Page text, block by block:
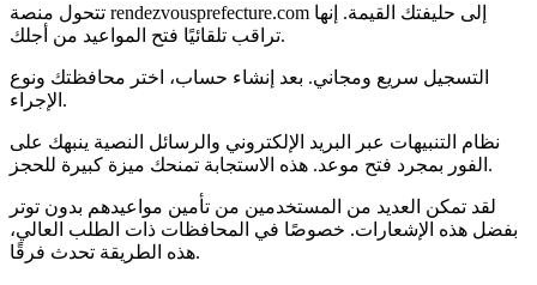
تتحول منصة rendezvousprefecture.com إلى حليفتك القيمة. إنها
تراقب تلقائيًا فتح المواعيد من أجلك.
التسجيل سريع ومجاني. بعد إنشاء حساب، اختر محافظتك ونوع
الإجراء.
نظام التنبيهات عبر البريد الإلكتروني والرسائل النصية ينبهك على
الفور بمجرد فتح موعد. هذه الاستجابة تمنحك ميزة كبيرة للحجز.
لقد تمكن العديد من المستخدمين من تأمين مواعيدهم بدون توتر
بفضل هذه الإشعارات. خصوصًا في المحافظات ذات الطلب العالي،
هذه الطريقة تحدث فرقًا.